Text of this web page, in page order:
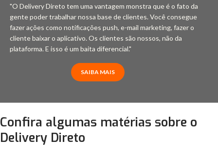
"O Delivery Direto tem uma vantagem monstra que é o fato da
gente poder trabalhar nossa base de clientes. Você consegue
fazer ações como notificações push, e-mail marketing, fazer o
cliente baixar o aplicativo. Os clientes são nossos, não da
plataforma. E isso é um baita diferencial."
SAIBA MAIS
Confira algumas matérias sobre o
Delivery Direto